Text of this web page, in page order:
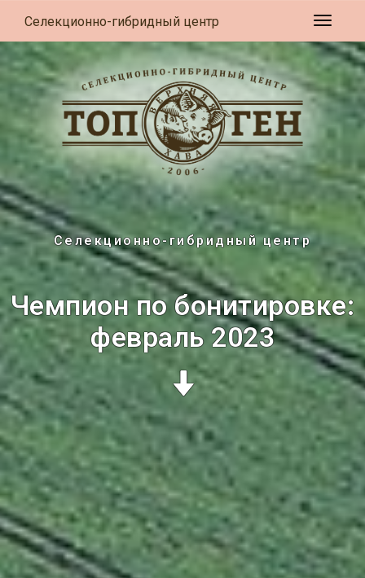
Селекционно-гибридный центр
Селекционно-гибридный центр
Чемпион по бонитировке:
февраль 2023